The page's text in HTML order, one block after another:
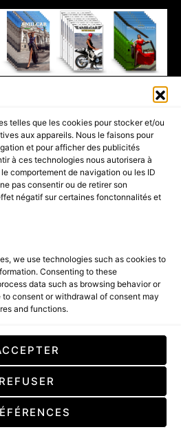
telles que les cookies pour stocker et/ou
aux appareils. Nous le faisons pour
et pour afficher des publicités
à ces technologies nous autorisera à
comportement de navigation ou les ID
pas consentir ou de retirer son
négatif sur certaines fonctonnalités et
we use technologies such as cookies to
Consenting to these
data such as browsing behavior or
to consent or withdrawal of consent may
and functions.
REFUSER
GROUP.EDITOR - ADVERTISING
MEDIANE.
LUXE
35 MAGAZINES
Voyages Contact
concernant le stockage des
de ce formulaire. By checking this box, you
and are agreeing to our terms of use